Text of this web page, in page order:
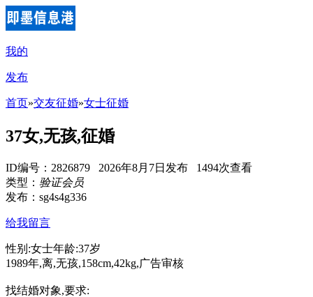
我的
发布
首页»交友征婚»女士征婚
37女,无孩,征婚
ID编号：2826879 2026年8月7日发布 1494次查看
类型： 验证会员
发布：sg4s4g336
给我留言
性别:女士年龄:37岁
1989年,离,无孩,158cm,42kg,广告审核
找结婚对象,要求: